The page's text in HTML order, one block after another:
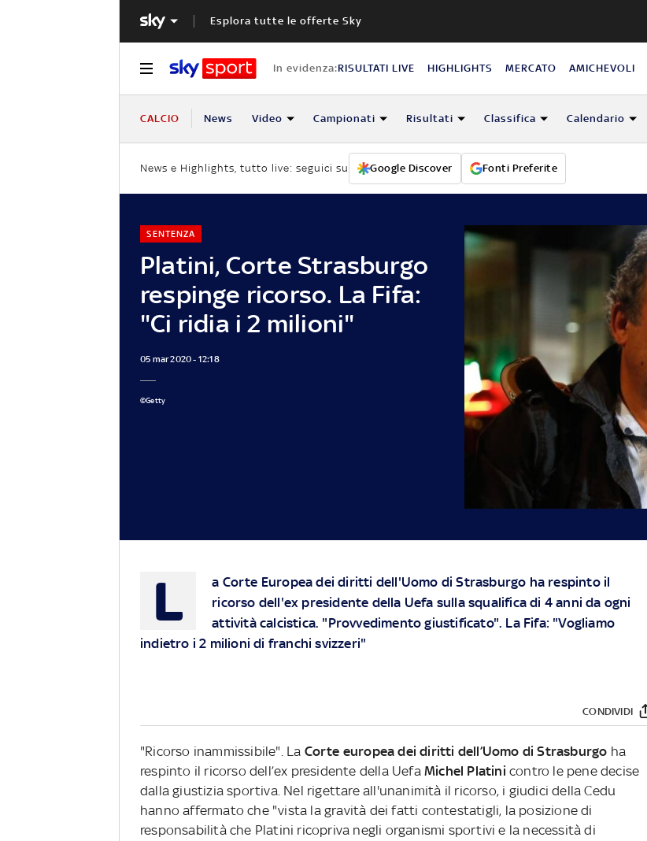
Esplora tutte le offerte Sky
In evidenza:RISULTATI LIVE HIGHLIGHTS MERCATO AMICHEVOLI
CALCIO News Video Campionati Risultati Classifica Calendario
News e Highlights, tutto live: seguici su Google Discover Fonti Preferite
Platini, Corte Strasburgo
respinge ricorso. La Fifa:
"Ci ridia i 2 milioni"
SENTENZA
05 mar 2020 - 12:18
©Getty
L
a Corte Europea dei diritti dell'Uomo di Strasburgo ha respinto il
ricorso dell'ex presidente della Uefa sulla squalifica di 4 anni da ogni
attività calcistica. "Provvedimento giustificato". La Fifa: "Vogliamo
indietro i 2 milioni di franchi svizzeri"
CONDIVIDI
"Ricorso inammissibile". La Corte europea dei diritti dell’Uomo di Strasburgo ha
respinto il ricorso dell’ex presidente della Uefa Michel Platini contro le pene decise
dalla giustizia sportiva. Nel rigettare all'unanimità il ricorso, i giudici della Cedu
hanno affermato che "vista la gravità dei fatti contestatigli, la posizione di
responsabilità che Platini ricopriva negli organismi sportivi e la necessità di